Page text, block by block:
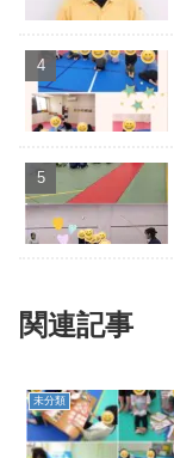
関連記事
未分類